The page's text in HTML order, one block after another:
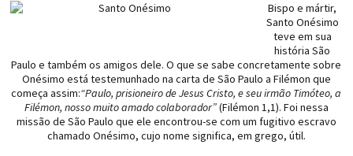
Bispo e mártir,
Santo Onésimo
teve em sua
história São
Paulo e também os amigos dele. O que se sabe concretamente sobre
Onésimo está testemunhado na carta de São Paulo a Filémon que
começa assim:“Paulo, prisioneiro de Jesus Cristo, e seu irmão Timóteo, a
Filémon, nosso muito amado colaborador”(Filémon 1,1). Foi nessa
missão de São Paulo que ele encontrou-se com um fugitivo escravo
chamado Onésimo, cujo nome significa, em grego, útil.